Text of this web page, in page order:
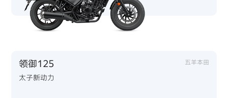
领御125 五羊本田
太子新动力